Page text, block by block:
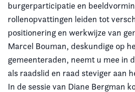
burgerparticipatie en
rollenopvattingen leiden tot
positionering en werkwijze van
Marcel Bouman, deskundige op
gemeenteraden, neemt u mee in
als raadslid en raad steviger aan
In de sessie van Diane Bergman